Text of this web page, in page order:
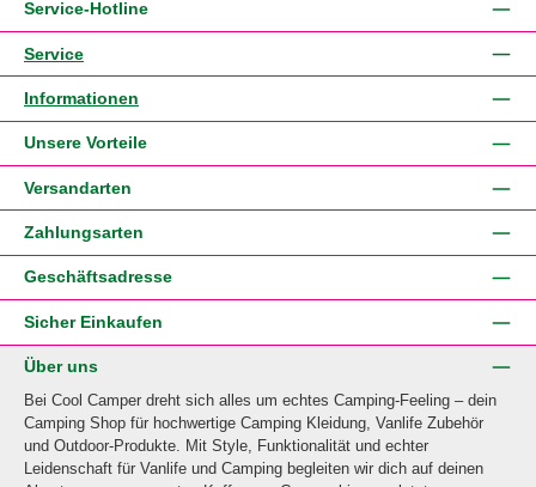
Service-Hotline
Service
Informationen
Unsere Vorteile
Versandarten
Zahlungsarten
Geschäftsadresse
Sicher Einkaufen
Über uns
Bei Cool Camper dreht sich alles um echtes Camping-Feeling – dein
Camping Shop für hochwertige Camping Kleidung, Vanlife Zubehör
und Outdoor-Produkte. Mit Style, Funktionalität und echter
Leidenschaft für Vanlife und Camping begleiten wir dich auf deinen